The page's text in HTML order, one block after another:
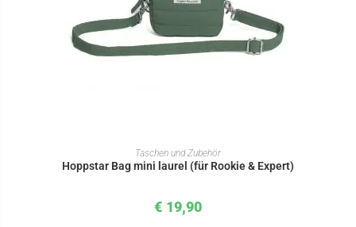
IN DEN WARENKORB
Taschen und Zubehör
Hoppstar Bag mini laurel (für Rookie & Expert)
€ 19,90